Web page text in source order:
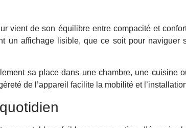
vient de son équilibre entre compacité et
un affichage lisible, que ce soit pour naviguer
sa place dans une chambre, une cuisine
de l’appareil facilite la mobilité et